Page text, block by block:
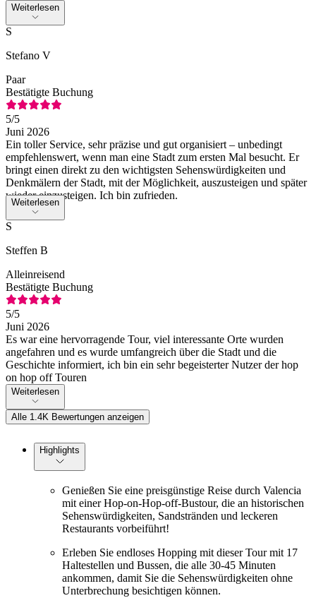
Weiterlesen
S
Stefano V
Paar
Bestätigte Buchung
5/5
Juni 2026
Ein toller Service, sehr präzise und gut organisiert – unbedingt
empfehlenswert, wenn man eine Stadt zum ersten Mal besucht. Er
bringt einen direkt zu den wichtigsten Sehenswürdigkeiten und
Denkmälern der Stadt, mit der Möglichkeit, auszusteigen und später
wieder einzusteigen. Ich bin zufrieden.
Weiterlesen
S
Steffen B
Alleinreisend
Bestätigte Buchung
5/5
Juni 2026
Es war eine hervorragende Tour, viel interessante Orte wurden
angefahren und es wurde umfangreich über die Stadt und die
Geschichte informiert, ich bin ein sehr begeisterter Nutzer der hop
on hop off Touren
Weiterlesen
Alle 1.4K Bewertungen anzeigen
Highlights
Genießen Sie eine preisgünstige Reise durch Valencia
mit einer Hop-on-Hop-off-Bustour, die an historischen
Sehenswürdigkeiten, Sandstränden und leckeren
Restaurants vorbeiführt!
Erleben Sie endloses Hopping mit dieser Tour mit 17
Haltestellen und Bussen, die alle 30-45 Minuten
ankommen, damit Sie die Sehenswürdigkeiten ohne
Unterbrechung besichtigen können.